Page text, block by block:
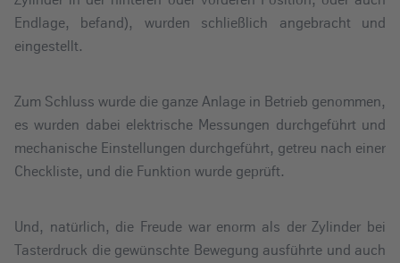
Endlage, befand), wurden schließlich angebracht und
eingestellt.
Zum Schluss wurde die ganze Anlage in Betrieb genommen,
es wurden dabei elektrische Messungen durchgeführt und
mechanische Einstellungen durchgeführt, getreu nach einer
Checkliste, und die Funktion wurde geprüft.
Und, natürlich, die Freude war enorm als der Zylinder bei
Tasterdruck die gewünschte Bewegung ausführte und auch